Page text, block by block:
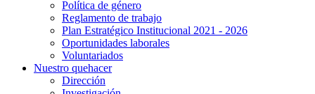
Política de género
Reglamento de trabajo
Plan Estratégico Institucional 2021 - 2026
Oportunidades laborales
Voluntariados
Nuestro quehacer
Dirección